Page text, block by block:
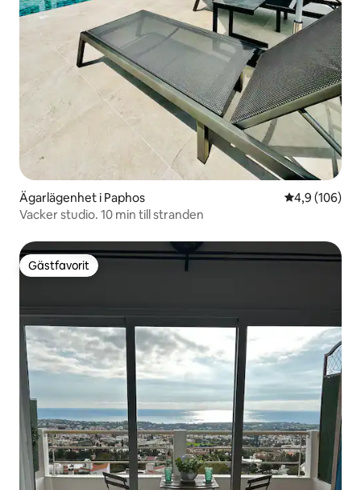
Ägarlägenhet i Paphos 4,9 av 5 i
4,9 (106)
Vacker studio. 10 min till stranden
Gästfavorit
Gästfavorit